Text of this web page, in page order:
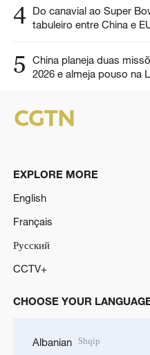
4 Do canavial ao Super
tabuleiro entre China e
5
China planeja duas
2026 e almeja pouso na
EXPLORE MORE
English
Français
Русский
CCTV+
CHOOSE YOUR
Albanian Shqip